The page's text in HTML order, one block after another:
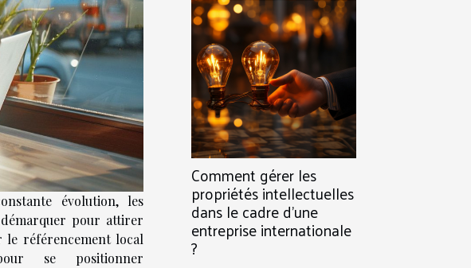
évolution, les
pour attirer
le référencement local
se positionner
Comment gérer les
propriétés intellectuelles
dans le cadre d’une
entreprise internationale
?